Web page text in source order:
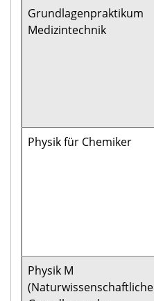
Grundlagenpraktikum
Medizintechnik
Physik für Chemiker
Physik M
(Naturwissenschaftliche